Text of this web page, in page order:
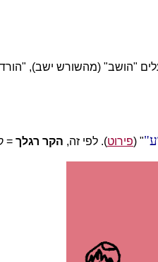
"הושב" (מהשורש ישב),
" (פירוט). לפי זה, הקר רגלך =